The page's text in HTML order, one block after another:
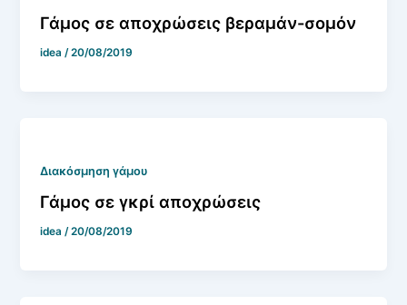
Γάμος σε αποχρώσεις βεραμάν-σομόν
idea/20/08/2019
Διακόσμηση γάμου
Γάμος σε γκρί αποχρώσεις
idea/20/08/2019